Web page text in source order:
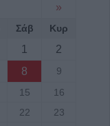
»
Σάβ Κυρ
1
2
8
9
15
16
22
23